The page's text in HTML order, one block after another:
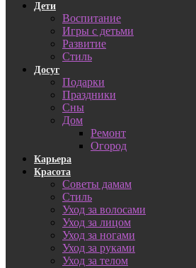
Дети
Воспитание
Игры с детьми
Развитие
Стиль
Досуг
Подарки
Праздники
Сны
Дом
Ремонт
Огород
Карьера
Красота
Советы дамам
Стиль
Уход за волосами
Уход за лицом
Уход за ногами
Уход за руками
Уход за телом